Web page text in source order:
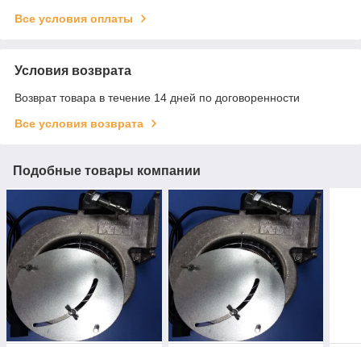
Все условия оплаты
Условия возврата
Возврат товара в течение 14 дней по договоренности
Все условия возврата
Подобные товары компании